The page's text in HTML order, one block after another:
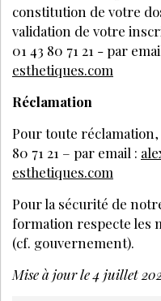
constitution de votre
validation de votre
01 43 80 71 21 - par
esthetiques.com
Réclamation
Pour toute réclamation,
80 71 21 – par email :
esthetiques.com
Pour la sécurité de
formation respecte les
(cf. gouvernement).
Mise à jour le 4 juillet